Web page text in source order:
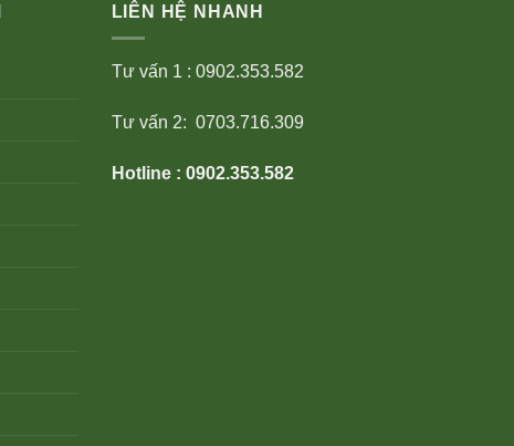
LIÊN HỆ NHANH
Tư vấn 1 : 0902.353.582
Tư vấn 2: 0703.716.309
Hotline : 0902.353.582